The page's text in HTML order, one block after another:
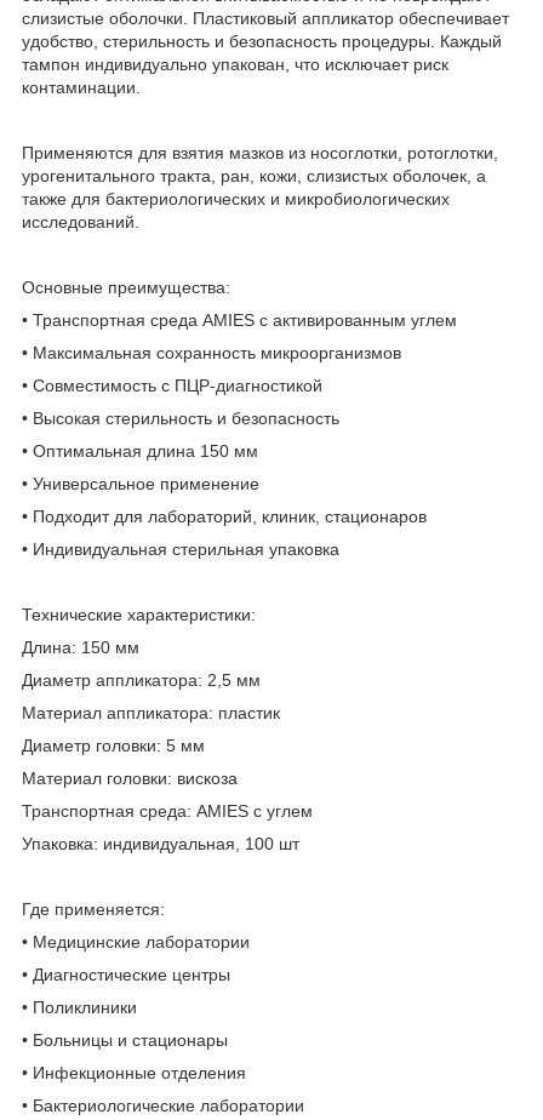
слизистые оболочки. Пластиковый аппликатор обеспечивает
удобство, стерильность и безопасность процедуры. Каждый
тампон индивидуально упакован, что исключает риск
контаминации.
Применяются для взятия мазков из носоглотки, ротоглотки,
урогенитального тракта, ран, кожи, слизистых оболочек, а
также для бактериологических и микробиологических
исследований.
Основные преимущества:
• Транспортная среда AMIES с активированным углем
• Максимальная сохранность микроорганизмов
• Совместимость с ПЦР‑диагностикой
• Высокая стерильность и безопасность
• Оптимальная длина 150 мм
• Универсальное применение
• Подходит для лабораторий, клиник, стационаров
• Индивидуальная стерильная упаковка
Технические характеристики:
Длина: 150 мм
Диаметр аппликатора: 2,5 мм
Материал аппликатора: пластик
Диаметр головки: 5 мм
Материал головки: вискоза
Транспортная среда: AMIES с углем
Упаковка: индивидуальная, 100 шт
Где применяется:
• Медицинские лаборатории
• Диагностические центры
• Поликлиники
• Больницы и стационары
• Инфекционные отделения
• Бактериологические лаборатории